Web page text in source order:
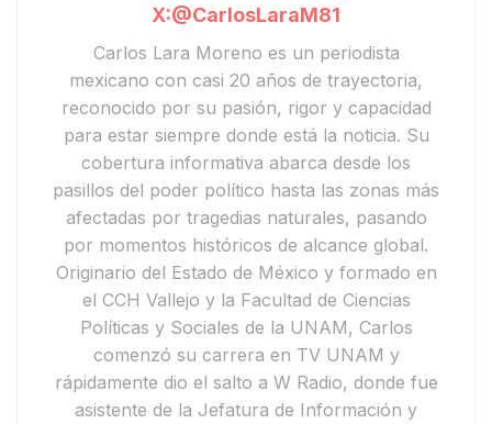
X:@CarlosLaraM81
Carlos Lara Moreno es un periodista
mexicano con casi 20 años de trayectoria,
reconocido por su pasión, rigor y capacidad
para estar siempre donde está la noticia. Su
cobertura informativa abarca desde los
pasillos del poder político hasta las zonas más
afectadas por tragedias naturales, pasando
por momentos históricos de alcance global.
Originario del Estado de México y formado en
el CCH Vallejo y la Facultad de Ciencias
Políticas y Sociales de la UNAM, Carlos
comenzó su carrera en TV UNAM y
rápidamente dio el salto a W Radio, donde fue
asistente de la Jefatura de Información y